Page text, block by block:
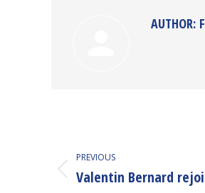
AUTHOR:
POST
NAVIGATION
PREVIOUS
Previous
Valentin Bernard